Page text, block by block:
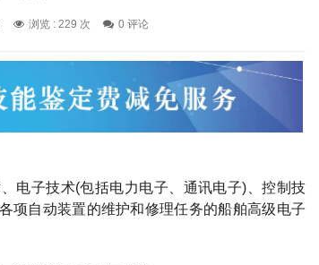
浏览 : 229 次 0 评论
电子技术(包括电力电子、通讯电子) 、控制技
项自动装置的维护和修理任务的船舶高级电子